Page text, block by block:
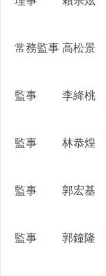
常務監事 高松景
監事 李絳桃
監事 林恭煌
監事 郭宏基
監事 郭鐘隆